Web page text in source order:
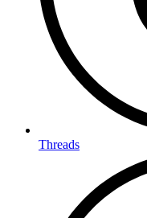
Threads